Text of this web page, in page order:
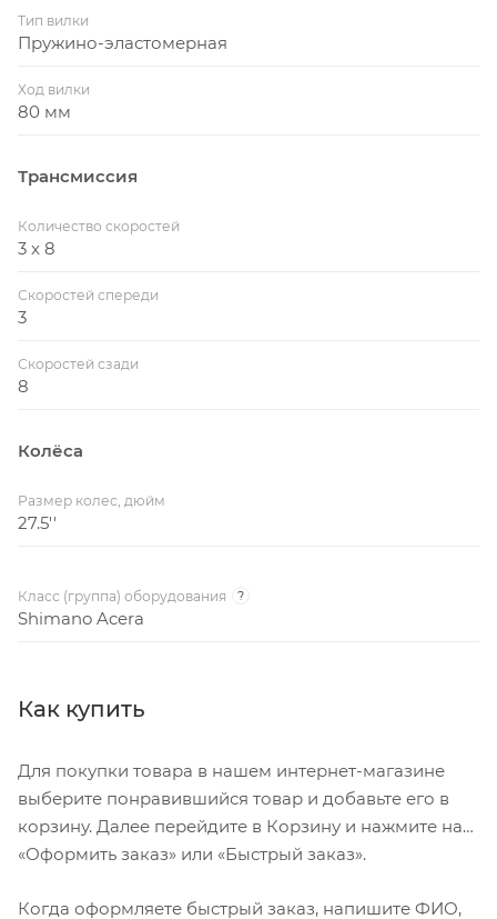
Тип вилки
Пружино-эластомерная
Ход вилки
80 мм
Трансмиссия
Количество скоростей
3 x 8
Скоростей спереди
3
Скоростей сзади
8
Колёса
Размер колес, дюйм
27.5''
Класс (группа) оборудования ?
Shimano Acera
Как купить
Для покупки товара в нашем интернет-магазине
выберите понравившийся товар и добавьте его в
корзину. Далее перейдите в Корзину и нажмите на
«Оформить заказ» или «Быстрый заказ».
Когда оформляете быстрый заказ, напишите ФИО,